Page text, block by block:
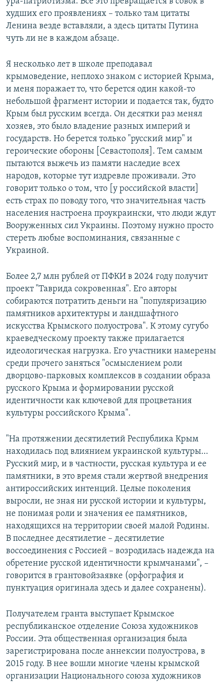
худших его проявлениях – только там цитаты
Ленина везде вставляли, а здесь цитаты Путина
чуть ли не в каждом абзаце.
Я несколько лет в школе преподавал
крымоведение, неплохо знаком с историей Крыма,
и меня поражает то, что берется один какой-то
небольшой фрагмент истории и подается так, будто
Крым был русским всегда. Он десятки раз менял
хозяев, это было владение разных империй и
государств. Но берется только "русский мир" и
героические обороны [Севастополя]. Тем самым
пытаются выжечь из памяти наследие всех
народов, которые тут издревле проживали. Это
говорит только о том, что [у российской власти]
есть страх по поводу того, что значительная часть
населения настроена проукраински, что люди ждут
Вооруженных сил Украины. Поэтому нужно просто
стереть любые воспоминания, связанные с
Украиной.
Более 2,7 млн рублей от ПФКИ в 2024 году получит
проект "Таврида сокровенная". Его авторы
собираются потратить деньги на "популяризацию
памятников архитектуры и ландшафтного
искусства Крымского полуострова". К этому сугубо
краеведческому проекту также прилагается
идеологическая нагрузка. Его участники намерены
среди прочего заняться "осмыслением роли
дворцово-парковых комплексов в создании образа
русского Крыма и формировании русской
идентичности как ключевой для процветания
культуры российского Крыма".
"На протяжении десятилетий Республика Крым
находилась под влиянием украинской культуры…
Русский мир, и в частности, русская культура и ее
памятники, в это время стали жертвой внедрения
антироссийских интенций. Целые поколения
выросли, не зная ни русской истории и культуры,
не понимая роли и значения ее памятников,
находящихся на территории своей малой Родины.
В последнее десятилетие – десятилетие
воссоединения с Россией – возродилась надежда на
обретение русской идентичности крымчанами", –
говорится в грантовойзаявке (орфография и
пунктуация оригинала здесь и далее сохранены).
Получателем гранта выступает Крымское
республиканское отделение Союза художников
России. Эта общественная организация была
зарегистрирована после аннексии полуострова, в
2015 году. В нее вошли многие члены крымской
организации Национального союза художников